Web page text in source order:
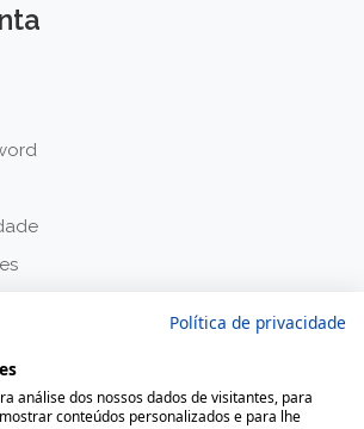
Política de privacidade
análise dos nossos dados de visitantes, para
conteúdos personalizados e para lhe